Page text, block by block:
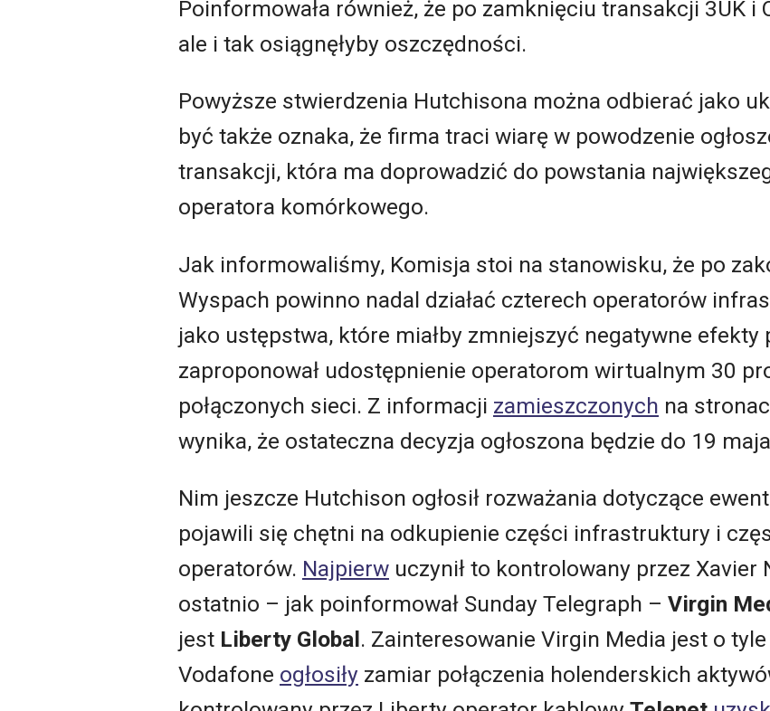
Poinformowała również, że po zamknięciu transakcji 3UK i
ale i tak osiągnęłyby oszczędności.
Powyższe stwierdzenia Hutchisona można odbierać jako
być także oznaka, że firma traci wiarę w powodzenie
transakcji, która ma doprowadzić do powstania
operatora komórkowego.
Jak informowaliśmy, Komisja stoi na stanowisku, że po
Wyspach powinno nadal działać czterech operatorów
jako ustępstwa, które miałby zmniejszyć negatywne efekty
zaproponował udostępnienie operatorom wirtualnym 30
połączonych sieci. Z informacji zamieszczonych na
wynika, że ostateczna decyzja ogłoszona będzie do 19
Nim jeszcze Hutchison ogłosił rozważania dotyczące
pojawili się chętni na odkupienie części infrastruktury i
operatorów. Najpierw uczynił to kontrolowany przez Xavier
ostatnio – jak poinformował Sunday Telegraph – Virgin
jest Liberty Global. Zainteresowanie Virgin Media jest o
Vodafone ogłosiły zamiar połączenia holenderskich